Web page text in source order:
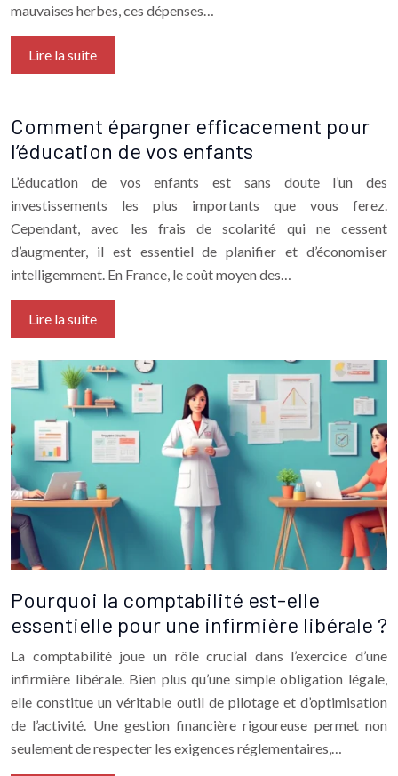
mauvaises herbes, ces dépenses…
Lire la suite
Comment épargner efficacement pour
l’éducation de vos enfants
L’éducation de vos enfants est sans doute l’un des
investissements les plus importants que vous ferez.
Cependant, avec les frais de scolarité qui ne cessent
d’augmenter, il est essentiel de planifier et d’économiser
intelligemment. En France, le coût moyen des…
Lire la suite
Pourquoi la comptabilité est-elle
essentielle pour une infirmière libérale ?
La comptabilité joue un rôle crucial dans l’exercice d’une
infirmière libérale. Bien plus qu’une simple obligation légale,
elle constitue un véritable outil de pilotage et d’optimisation
de l’activité. Une gestion financière rigoureuse permet non
seulement de respecter les exigences réglementaires,…